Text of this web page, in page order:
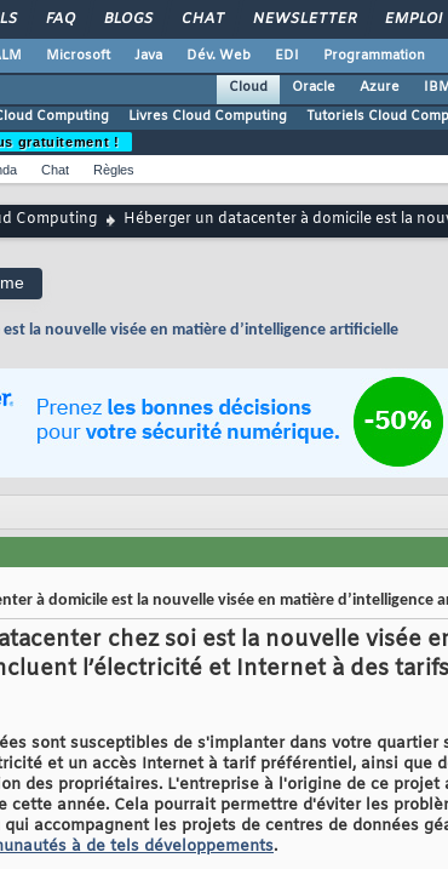
FAQ BLOGS CHAT NEWSLETTER EMPLOI
Microsoft Java Dév. Web EDI Programmation
Cloud
Oracle Azure
Computing
Livres Cloud Computing Tutoriels Cloud
gratuitement !
Chat Règles
Computing Héberger un datacenter à domicile est la
la nouvelle visée en matière d’intelligence artificielle
à domicile est la nouvelle visée en matière d’intelligence
chez soi est la nouvelle visée
l’électricité et Internet à des
sont susceptibles de s'implanter dans votre
et un accès Internet à tarif préférentiel, ainsi que
des propriétaires. L'entreprise à l'origine de ce
cette année. Cela pourrait permettre d'éviter les
accompagnent les projets de centres de données
à de tels développements.